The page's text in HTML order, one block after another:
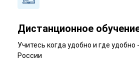
Дистанционное
Учитесь когда удобно и где удобно
России